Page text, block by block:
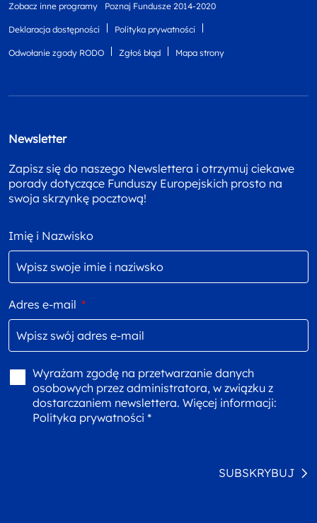
Zobacz inne programy Poznaj Fundusze 2014-2020
Deklaracja dostępności Polityka prywatności
Odwołanie zgody RODO Zgłoś błąd Mapa strony
Newsletter
Zapisz się do naszego Newslettera i otrzymuj ciekawe
porady dotyczące Funduszy Europejskich prosto na
swoja skrzynkę pocztową!
Imię i Nazwisko
Adres e-mail *
Wyrażam zgodę na przetwarzanie danych
osobowych przez administratora, w związku z
dostarczaniem newslettera. Więcej informacji:
Polityka prywatności *
SUBSKRYBUJ